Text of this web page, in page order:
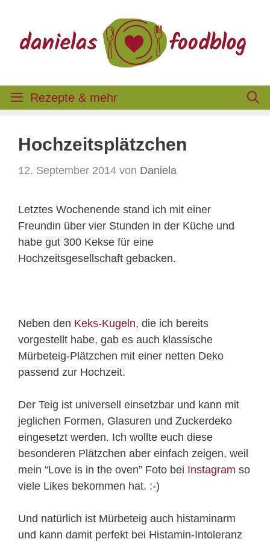
springen
Rezepte & mehr
Hochzeitsplätzchen
12. September 2014 von Daniela
Letztes Wochenende stand ich mit einer
Freundin über vier Stunden in der Küche und
habe gut 300 Kekse für eine
Hochzeitsgesellschaft gebacken.
Neben den Keks-Kugeln, die ich bereits
vorgestellt habe, gab es auch klassische
Mürbeteig-Plätzchen mit einer netten Deko
passend zur Hochzeit.
Der Teig ist universell einsetzbar und kann mit
jeglichen Formen, Glasuren und Zuckerdeko
eingesetzt werden. Ich wollte euch diese
besonderen Plätzchen aber einfach zeigen, weil
mein “Love is in the oven” Foto bei Instagram so
viele Likes bekommen hat. :-)
Und natürlich ist Mürbeteig auch histaminarm
und kann damit perfekt bei Histamin-Intoleranz